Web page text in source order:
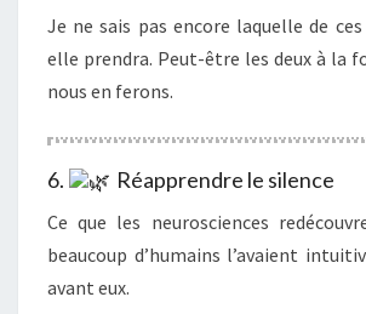
Je ne sais pas encore laquelle de
elle prendra. Peut-être les deux à la
nous en ferons.
6. Réapprendre le silence
Ce que les neurosciences
beaucoup d’humains l’avaient
avant eux.